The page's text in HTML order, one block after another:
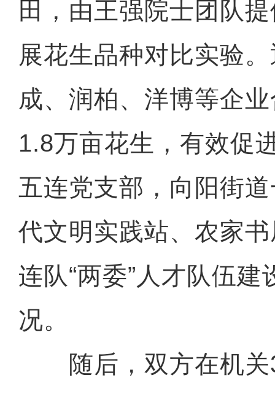
田，由王强院士团队
展花生品种对比实验
成、润柏、洋博等企
1.8万亩花生，有效促
五连党支部，向阳街
代文明实践站、农家
连队“两委”人才队伍
况。
随后，双方在机关